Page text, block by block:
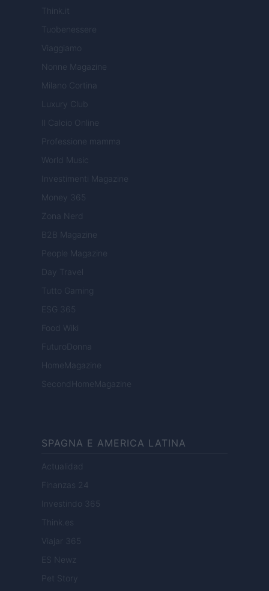
Think.it
Tuobenessere
Viaggiamo
Nonne Magazine
Milano Cortina
Luxury Club
Il Calcio Online
Professione mamma
World Music
Investimenti Magazine
Money 365
Zona Nerd
B2B Magazine
People Magazine
Day Travel
Tutto Gaming
ESG 365
Food Wiki
FuturoDonna
HomeMagazine
SecondHomeMagazine
SPAGNA E AMERICA LATINA
Actualidad
Finanzas 24
Investindo 365
Think.es
Viajar 365
ES Newz
Pet Story